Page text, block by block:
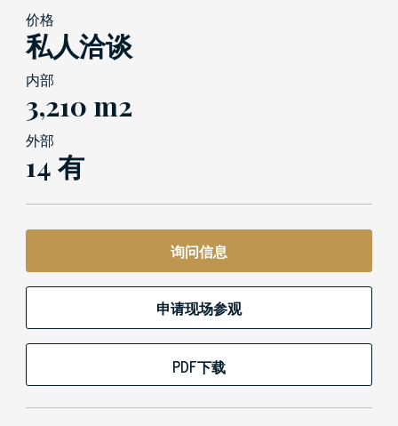
价格
私人洽谈
内部
3,210 m2
外部
14 有
询问信息
申请现场参观
PDF下载